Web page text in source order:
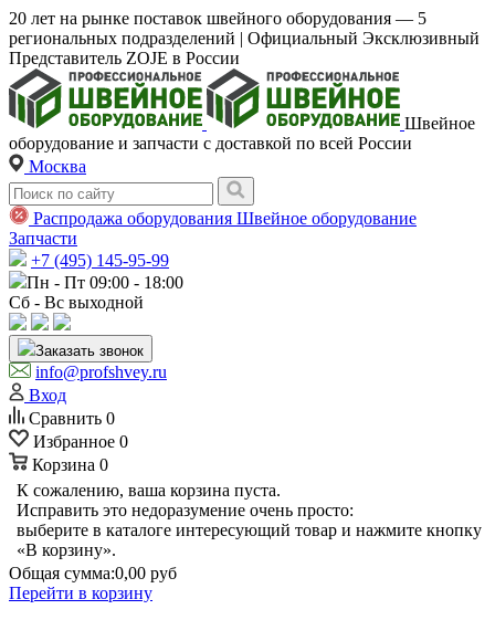
20 лет на рынке поставок швейного оборудования — 5
региональных подразделений | Официальный Эксклюзивный
Представитель ZOJE в России
Швейное
оборудование и запчасти с доставкой по всей России
Москва
Распродажа оборудования Швейное оборудование
Запчасти
+7 (495) 145-95-99
Пн - Пт 09:00 - 18:00
Сб - Вс выходной
Заказать звонок
info@profshvey.ru
Вход
Сравнить 0
Избранное 0
Корзина 0
К сожалению, ваша корзина пуста.
Исправить это недоразумение очень просто:
выберите в каталоге интересующий товар и нажмите кнопку
«В корзину».
Общая сумма:0,00 руб
Перейти в корзину